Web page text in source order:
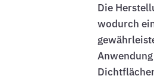
Die
wodurch